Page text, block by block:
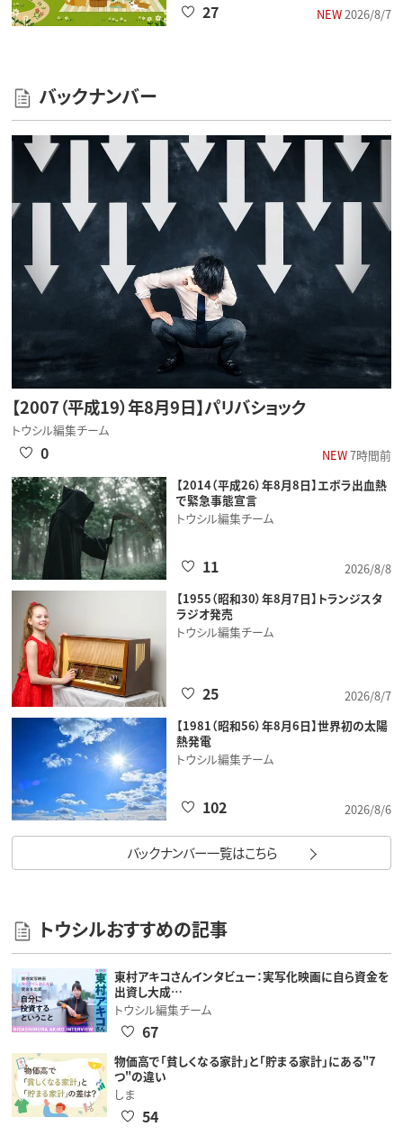
NEW2026/8/7
27
バックナンバー
【2007（平成19）年8月9日】パリバショック
トウシル編集チーム
NEW7時間前
0
【2014（平成26）年8月8日】エボラ出血熱
で緊急事態宣言
トウシル編集チーム
2026/8/8
11
【1955（昭和30）年8月7日】トランジスタ
ラジオ発売
トウシル編集チーム
2026/8/7
25
【1981（昭和56）年8月6日】世界初の太陽
熱発電
トウシル編集チーム
2026/8/6
102
バックナンバー一覧はこちら
トウシルおすすめの記事
東村アキコさんインタビュー：実写化映画に自ら資金を
出資し大成…
トウシル編集チーム
67
物価高で「貧しくなる家計」と「貯まる家計」にある"7
つ"の違い
しま
54